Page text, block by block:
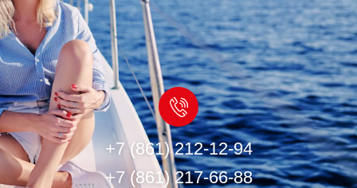
+7 (861) 212-12-94
+7 (861) 217-66-88